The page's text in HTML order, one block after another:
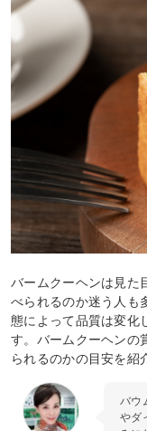
バームクーヘンは見た
べられるのか迷う人も
態によって品質は変化
す。バームクーヘンの
られるのかの目安を紹
バウ
やダ